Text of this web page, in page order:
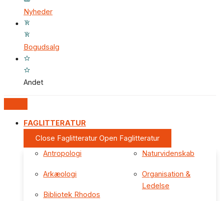
Nyheder
Bogudsalg
Andet
FAGLITTERATUR
Close Faglitteratur Open Faglitteratur
Antropologi
Arkæologi
Bibliotek Rhodos
Naturvidenskab
Organisation &
Ledelse